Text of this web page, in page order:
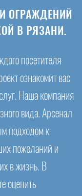
ОГРАЖДЕНИЙ
В РЯЗАНИ.
посетителя
ознакомит вас
Наша компания
вида. Арсенал
подходом к
пожеланий и
в жизнь. В
оценить